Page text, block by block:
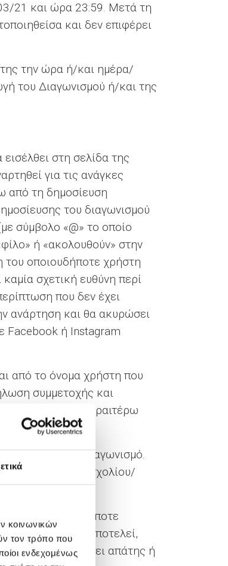
κοινωνικών
τον τρόπο που
ενδεχομένως
21 και ώρα 23:59. Μετά τη
και δεν επιφέρει
της την ώρα ή/και ημέρα/
του Διαγωνισμού ή/και της
στη σελίδα της
για τις ανάγκες
από τη δημοσίευση
του διαγωνισμού
σύμβολο «@» το οποίο
ή «ακολουθούν» στην
του οποιουδήποτε χρήστη
σχετική ευθύνη περί
που δεν έχει
ανάρτηση και θα ακυρώσει
Facebook ή Instagram
από το όνομα χρήστη που
συμμετοχής και
προϊόντος ή περαιτέρω
στο Διαγωνισμό.
του/των σχολίου/
νοείται οποιαδήποτε
όρων, (β) δεν αποτελεί,
ή εν γένει απάτης ή